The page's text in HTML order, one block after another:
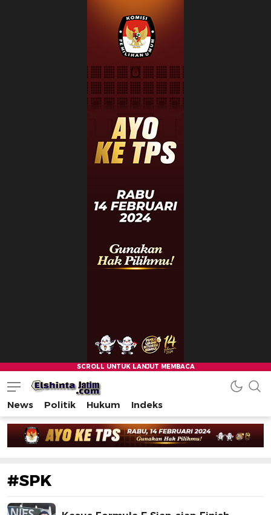
News Politik Hukum Indeks
#SPK